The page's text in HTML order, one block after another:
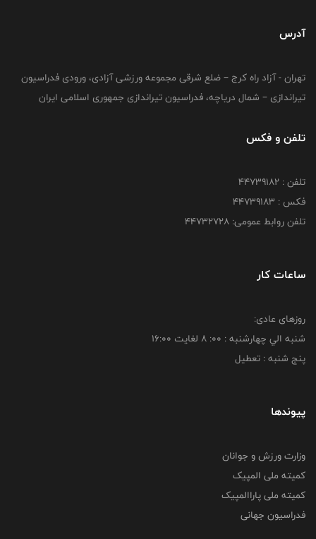
آدرس
تهران - آزاد راه کرج – ضلع شرقی مجموعه ورزشی آزادی، ورودی فدراسیون
تیراندازی – شمال دریاچه، فدراسیون تیراندازی جمهوری اسلامی ایران
تلفن و فکس
تلفن : ۴۴۷۳۹۱۸۲
فکس : ۴۴۷۳۹۱۸3
تلفن روابط عمومی: ۴۴۷۳۲۷۲۸
ساعات کار
روزهای عادی:
شنبه الي چهارشنبه : 00: 8 لغايت 16:00
پنج شنبه : تعطیل
پیوندها
وزارت ورزش و جوانان
کمیته ملی المپیک
کمیته ملی پاراالمپیک
فدراسیون جهانی